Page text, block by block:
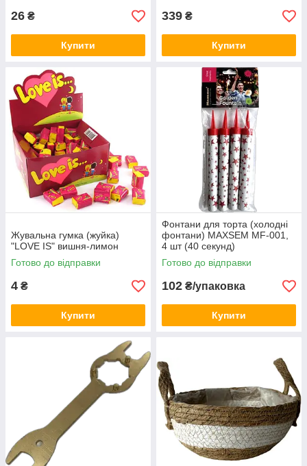
26 ₴
Купити
339 ₴
Купити
Жувальна гумка (жуйка)
"LOVE IS" вишня-лимон
Готово до відправки
4 ₴
Купити
Фонтани для торта (холодні
фонтани) MAXSEM MF-001,
4 шт (40 секунд)
Готово до відправки
102 ₴/упаковка
Купити